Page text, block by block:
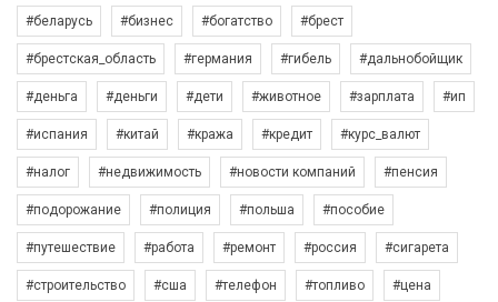
#беларусь #бизнес #богатство #брест
#брестская_область #германия #гибель #дальнобойщик
#деньга #деньги #дети #животное #зарплата #ип
#испания #китай #кража #кредит #курс_валют
#налог #недвижимость #новости компаний #пенсия
#подорожание #полиция #польша #пособие
#путешествие #работа #ремонт #россия #сигарета
#строительство #сша #телефон #топливо #цена